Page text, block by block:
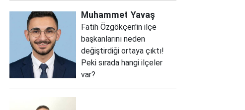
Muhammet Yavaş
Fatih Özgökçen'in ilçe
başkanlarını neden
değiştirdiği ortaya çıktı!
Peki sırada hangi ilçeler
var?